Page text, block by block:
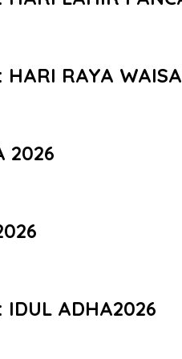
HARI RAYA
2026
IDUL ADHA2026